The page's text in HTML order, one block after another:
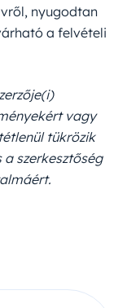
nyugodtan
a felvételi
vagy
tükrözik
szerkesztőség